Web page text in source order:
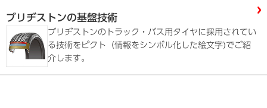
ブリヂストンの基盤技術
ブリヂストンのトラック・バス用タイヤに採用されてい
る技術をピクト（情報をシンボル化した絵文字)でご紹
介します。